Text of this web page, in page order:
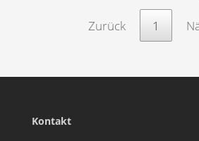
Zurück 1
Kontakt